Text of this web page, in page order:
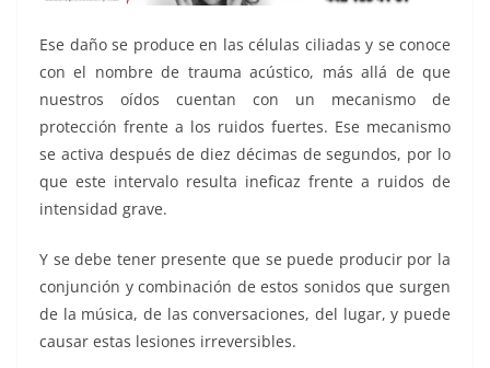
Ese daño se produce en las células ciliadas y se conoce
con el nombre de trauma acústico, más allá de que
nuestros oídos cuentan con un mecanismo de
protección frente a los ruidos fuertes. Ese mecanismo
se activa después de diez décimas de segundos, por lo
que este intervalo resulta ineficaz frente a ruidos de
intensidad grave.
Y se debe tener presente que se puede producir por la
conjunción y combinación de estos sonidos que surgen
de la música, de las conversaciones, del lugar, y puede
causar estas lesiones irreversibles.